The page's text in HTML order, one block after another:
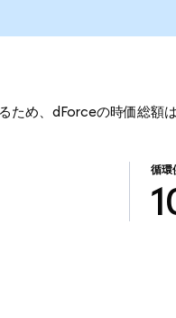
ため、dForceの時価総額は
循環